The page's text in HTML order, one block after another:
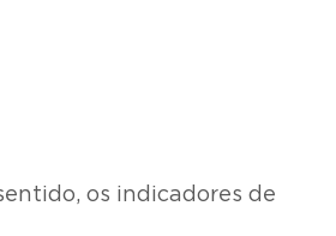
os indicadores de